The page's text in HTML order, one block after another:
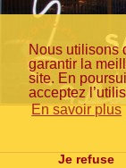
Nous utilisons
garantir la
site. En
acceptez
En savoir plus
Je refuse
contenu
principal